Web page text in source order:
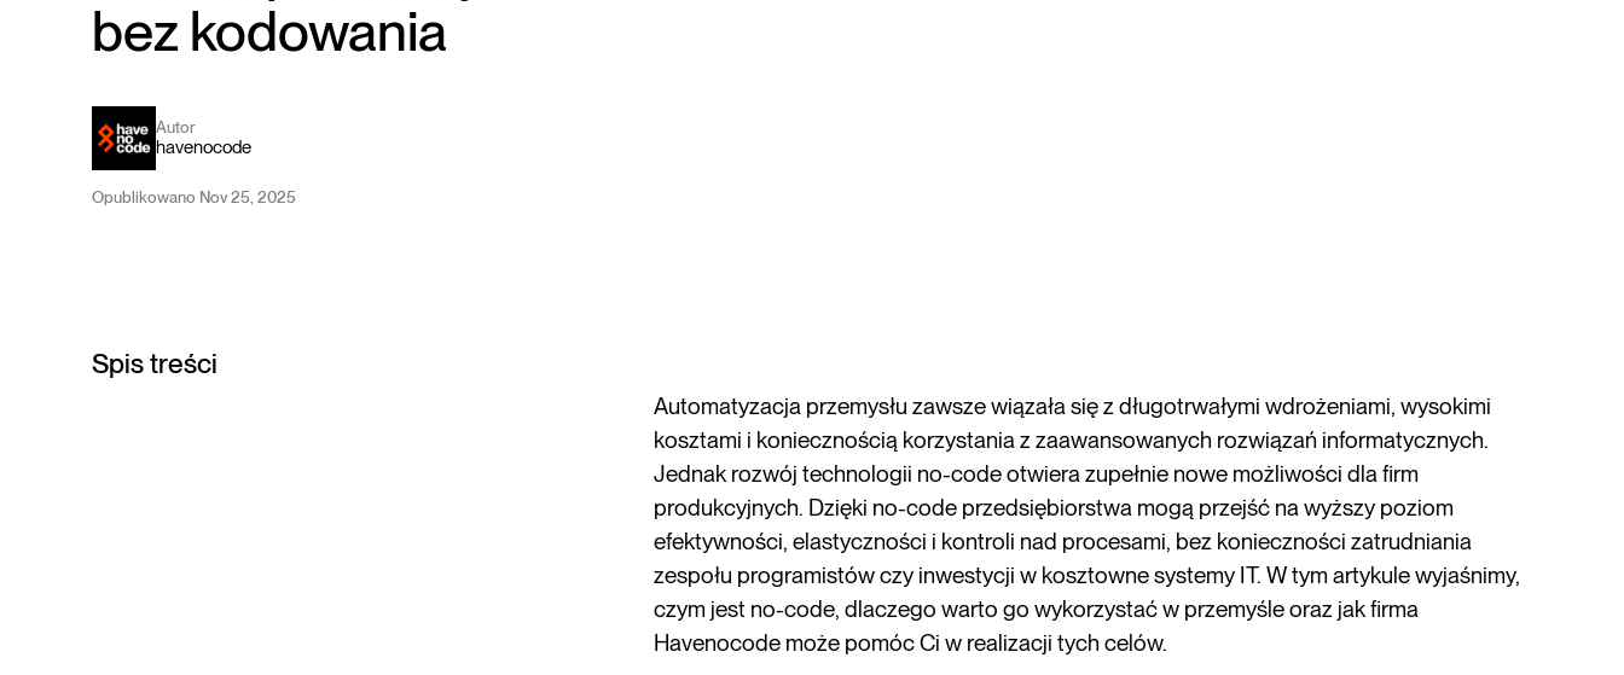
bez kodowania
Autor
havenocode
Opublikowano Nov 25, 2025
Spis treści
Automatyzacja przemysłu zawsze wiązała się z długotrwałymi wdrożeniami, wysokimi
kosztami i koniecznością korzystania z zaawansowanych rozwiązań informatycznych.
Jednak rozwój technologii no-code otwiera zupełnie nowe możliwości dla firm
produkcyjnych. Dzięki no-code przedsiębiorstwa mogą przejść na wyższy poziom
efektywności, elastyczności i kontroli nad procesami, bez konieczności zatrudniania
zespołu programistów czy inwestycji w kosztowne systemy IT. W tym artykule wyjaśnimy,
czym jest no-code, dlaczego warto go wykorzystać w przemyśle oraz jak firma
Havenocode może pomóc Ci w realizacji tych celów.